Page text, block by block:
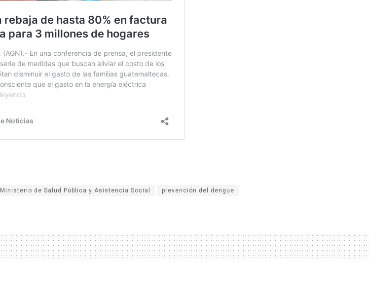
Ministerio de Salud Pública y Asistencia Social prevención del dengue